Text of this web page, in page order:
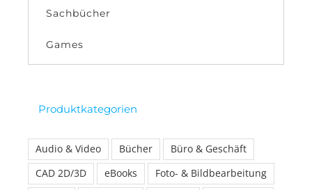
Sachbücher
Games
Produktkategorien
Audio & Video Bücher
Büro & Geschäft
CAD 2D/3D
eBooks
Foto- & Bildbearbeitung